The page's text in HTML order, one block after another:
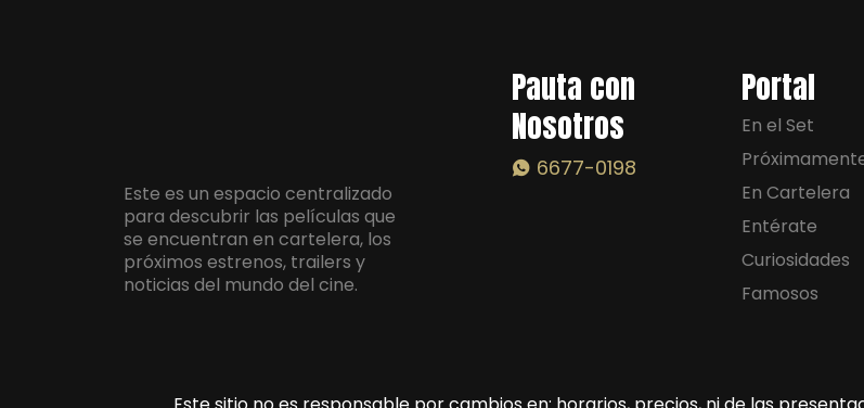
Este es un espacio centralizado
para descubrir las películas que
se encuentran en cartelera, los
próximos estrenos, trailers y
noticias del mundo del cine.
Pauta con
Nosotros
6677-0198
Portal
En el Set
En Cartelera
Entérate
Curiosidades
Famosos